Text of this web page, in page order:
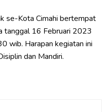
se-Kota Cimahi bertempat
tanggal 16 Februari 2023
wib. Harapan kegiatan ini
dan Mandiri.